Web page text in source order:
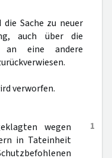
Sache zu neuer
auch über die
an eine andere
verworfen.
1
wegen
in Tateinheit